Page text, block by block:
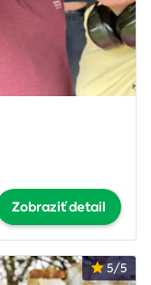
Zobraziť detail
5/5